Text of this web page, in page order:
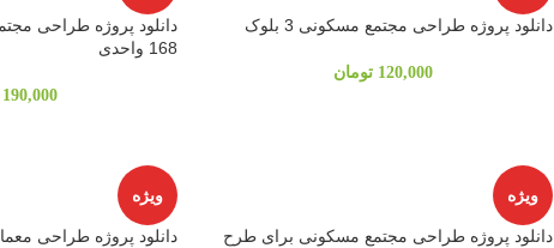
دانلود پروژه طراحی مجتمع مسکونی 3 بلوک
120,000 تومان
168 واحدی
190,000
ویژه
دانلود پروژه طراحی مجتمع مسکونی برای طرح
ویژه
دانلود پروژه طراحی